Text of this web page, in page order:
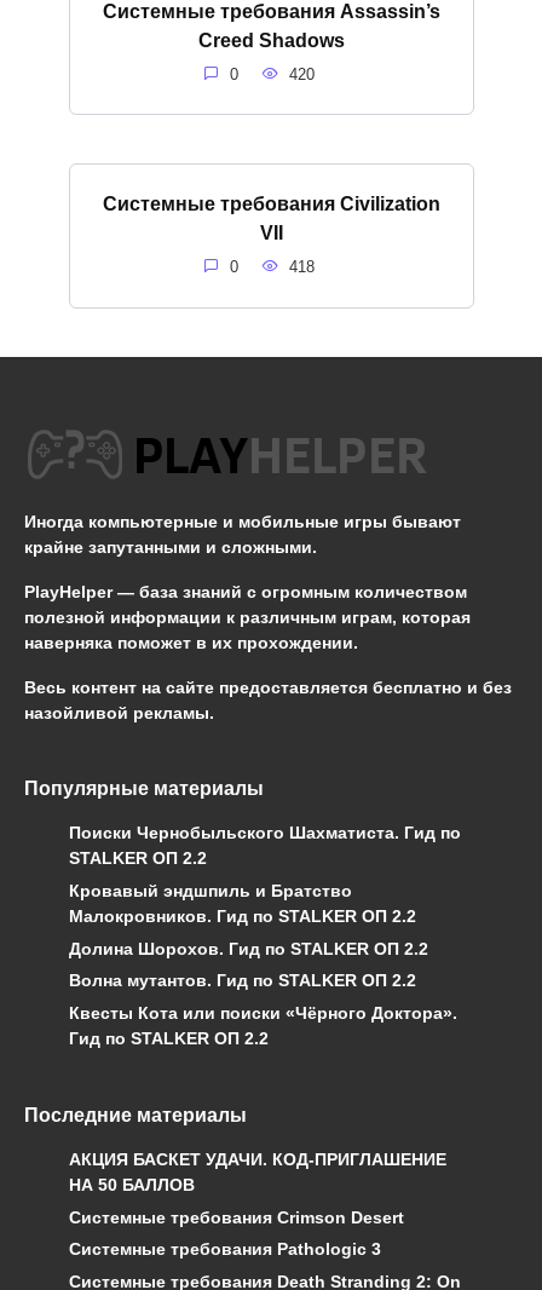
Системные требования Assassin’s
Creed Shadows
0 420
Системные требования Civilization
VII
0 418
Иногда компьютерные и мобильные игры бывают
крайне запутанными и сложными.
PlayHelper — база знаний с огромным количеством
полезной информации к различным играм, которая
наверняка поможет в их прохождении.
Весь контент на сайте предоставляется бесплатно и без
назойливой рекламы.
Популярные материалы
Поиски Чернобыльского Шахматиста. Гид по
STALKER ОП 2.2
Кровавый эндшпиль и Братство
Малокровников. Гид по STALKER ОП 2.2
Долина Шорохов. Гид по STALKER ОП 2.2
Волна мутантов. Гид по STALKER ОП 2.2
Квесты Кота или поиски «Чёрного Доктора».
Гид по STALKER ОП 2.2
Последние материалы
АКЦИЯ БАСКЕТ УДАЧИ. КОД-ПРИГЛАШЕНИЕ
НА 50 БАЛЛОВ
Системные требования Crimson Desert
Системные требования Pathologic 3
Системные требования Death Stranding 2: On